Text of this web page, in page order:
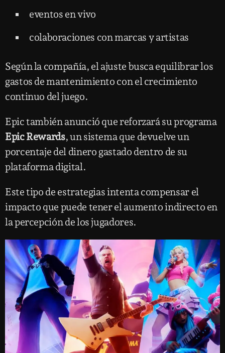
eventos en vivo
colaboraciones con marcas y artistas
Según la compañía, el ajuste busca equilibrar los
gastos de mantenimiento con el crecimiento
continuo del juego.
Epic también anunció que reforzará su programa
Epic Rewards, un sistema que devuelve un
porcentaje del dinero gastado dentro de su
plataforma digital.
Este tipo de estrategias intenta compensar el
impacto que puede tener el aumento indirecto en
la percepción de los jugadores.